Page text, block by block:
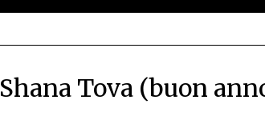
Shana Tova (buon